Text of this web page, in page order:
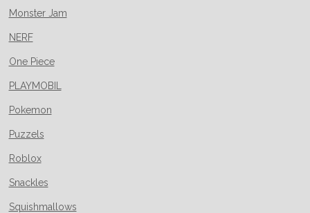
Monster Jam
NERF
One Piece
PLAYMOBIL
Pokemon
Puzzels
Roblox
Snackles
Squishmallows